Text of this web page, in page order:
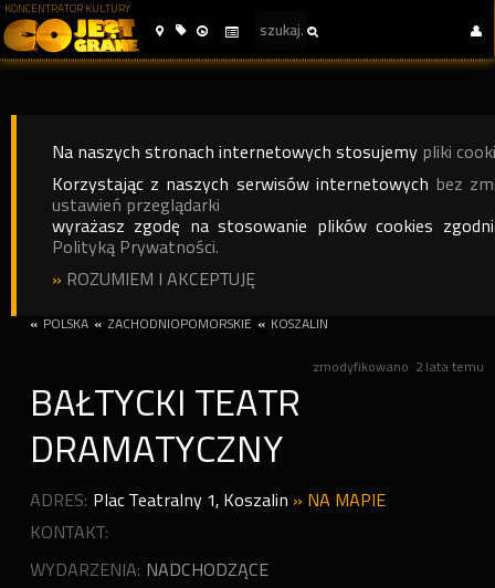
KONCENTRATOR KULTURY
Na naszych stronach internetowych stosujemy pliki
Korzystając z naszych serwisów internetowych bez
ustawień przeglądarki
wyrażasz zgodę na stosowanie plików cookies
Polityką Prywatności.
» ROZUMIEM I AKCEPTUJĘ
« POLSKA « ZACHODNIOPOMORSKIE « KOSZALIN
zmodyfikowano 2 lata temu
BAŁTYCKI TEATR
DRAMATYCZNY
ADRES: Plac Teatralny 1, Koszalin » NA MAPIE
KONTAKT:
WYDARZENIA: NADCHODZĄCE